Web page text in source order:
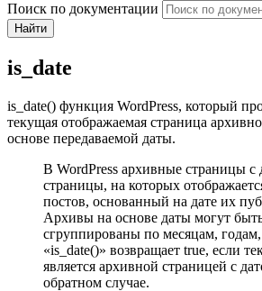
Поиск по документации
Найти
is_date
is_date() функция WordPress, который
текущая отображаемая страница
основе передаваемой даты.
В WordPress архивные страницы с
страницы, на которых
постов, основанный на дате их
Архивы на основе даты могут
сгруппированы по месяцам,
«is_date()» возвращает true, если
является архивной страницей с
обратном случае.